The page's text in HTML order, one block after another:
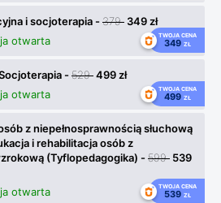
i socjoterapia -379 349 zł
otwarta TWOJA CENA
349 ZŁ
-529499 zł
otwarta TWOJA CENA
499 ZŁ
z niepełnosprawnością słuchową
i rehabilitacja osób z
(Tyflopedagogika) -599 539
otwarta TWOJA CENA
539 ZŁ